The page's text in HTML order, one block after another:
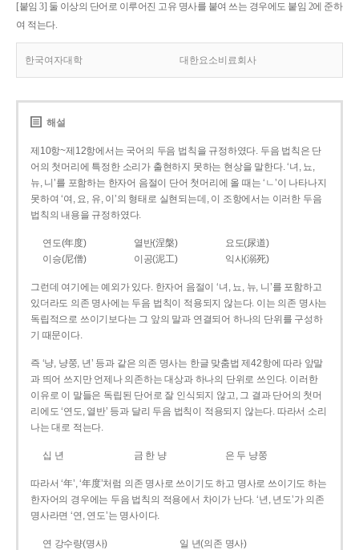
[붙임 3] 둘 이상의 단어로 이루어진 고유 명사를 붙여 쓰는 경우에도 붙임 2에 준하
여 적는다.
한국여자대학 대한요소비료회사
해설
제10항~제12항에서는 국어의 두음 법칙을 규정하였다. 두음 법칙은 단
어의 첫머리에 특정한 소리가 출현하지 못하는 현상을 말한다. ‘녀, 뇨,
뉴, 니’를 포함하는 한자어 음절이 단어 첫머리에 올 때는 ‘ㄴ’이 나타나지
못하여 ‘여, 요, 유, 이’의 형태로 실현되는데, 이 조항에서는 이러한 두음
법칙의 내용을 규정하였다.
연도(年度) 열반(涅槃)
요도(尿道)
이승(尼僧)
이공(泥工) 익사(溺死)
그런데 여기에는 예외가 있다. 한자어 음절이 ‘녀, 뇨, 뉴, 니’를 포함하고
있더라도 의존 명사에는 두음 법칙이 적용되지 않는다. 이는 의존 명사는
독립적으로 쓰이기보다는 그 앞의 말과 연결되어 하나의 단위를 구성하
기 때문이다.
즉 ‘냥, 냥쭝, 년’ 등과 같은 의존 명사는 한글 맞춤법 제42항에 따라 앞말
과 띄어 쓰지만 언제나 의존하는 대상과 하나의 단위로 쓰인다. 이러한
이유로 이 말들은 독립된 단어로 잘 인식되지 않고, 그 결과 단어의 첫머
리에도 ‘연도, 열반’ 등과 달리 두음 법칙이 적용되지 않는다. 따라서 소리
나는 대로 적는다.
십 년 금 한 냥 은 두 냥쭝
따라서 ‘年’, ‘年度’처럼 의존 명사로 쓰이기도 하고 명사로 쓰이기도 하는
한자어의 경우에는 두음 법칙의 적용에서 차이가 난다. ‘년, 년도’가 의존
명사라면 ‘연, 연도’는 명사이다.
연 강수량(명사)
일 년(의존 명사)